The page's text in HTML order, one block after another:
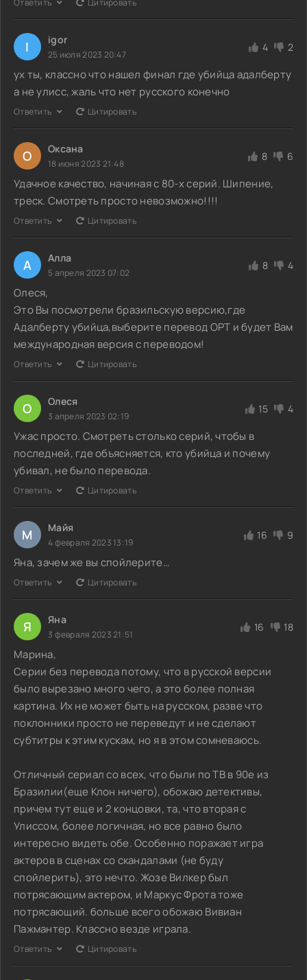
Ответить Цитировать
I igor
25 июля 2023 20:47
4 2
ух ты, классно что нашел финал где убийца адалберту
а не улисс, жаль что нет русского конечно
Ответить Цитировать
О Оксана
18 июня 2023 21:48
8 6
Удачное качество, начиная с 80-х серий. Шипение,
треск. Смотреть просто невозможно!!!!
Ответить Цитировать
А Алла
5 апреля 2023 07:02
8 4
Олеся,
Это Вы посмотрели бразильскую версию,где
Адалберту убийца,выберите перевод ОРТ и будет Вам
международная версия с переводом!
Ответить Цитировать
О Олеся
3 апреля 2023 02:19
15 4
Ужас просто. Смотреть столько серий, чтобы в
последней, где объясняется, кто убийца и почему
убивал, не было перевода.
Ответить Цитировать
М Майя
4 февраля 2023 13:19
16 9
Яна, зачем же вы спойлерите…
Ответить Цитировать
Я Яна
3 февраля 2023 21:51
16 18
Марина,
Серии без перевода потому, что в русской версии
было вырезано много чего, а это более полная
картина. Их не может быть на русском, разве что
поклонники просто не переведут и не сделают
субтитры к этим кускам, но я в этом сомневаюсь.
Отличный сериал со всех, что были по ТВ в 90е из
Бразилии(еще Клон ничего), обожаю детективы,
причем тут еще и 2 концовки, та, что вторая с
Улиссом, более логичная, но все равно было
интересно видеть обе. Особенно поражает игра
актеров в сценах со скандалами (не буду
спойлерить), это нечто. Жозе Вилкер был
потрясающим актером, и Маркус Фрота тоже
потрясающий. больше всего обожаю Вивиан
Пажмантер. Классно везде играла.
Ответить Цитировать